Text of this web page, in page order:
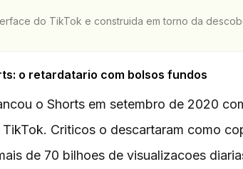
do TikTok e construida em torno da
o retardatario com bolsos fundos
o Shorts em setembro de 2020
Criticos o descartaram como
de 70 bilhoes de visualizacoes